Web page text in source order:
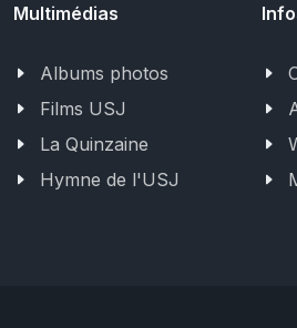
Multimédias
Albums photos
Films USJ
La Quinzaine
Hymne de l'USJ